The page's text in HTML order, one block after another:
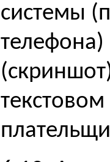
системы
телефона)